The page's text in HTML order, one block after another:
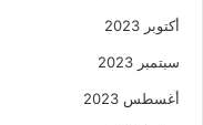
أكتوبر 2023
سبتمبر 2023
أغسطس 2023